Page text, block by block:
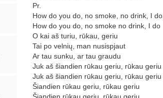
Pr.
How do you do, no smoke, no drink, I do.
How do you do, no smoke no drink, I do
O kai aš turiu, rūkau, geriu
Tai po velnių, man nusispjaut
Ar tau sunku, ar tau graudu
Juk aš šiandien rūkau geriu, rūkau geriu
Juk aš šiandien rūkau geriu, rūkau geriu
Šiandien rūkau geriu, rūkau geriu